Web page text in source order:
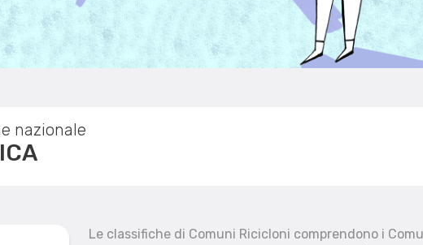
nazionale
Le classifiche di Comuni Ricicloni comprendono i